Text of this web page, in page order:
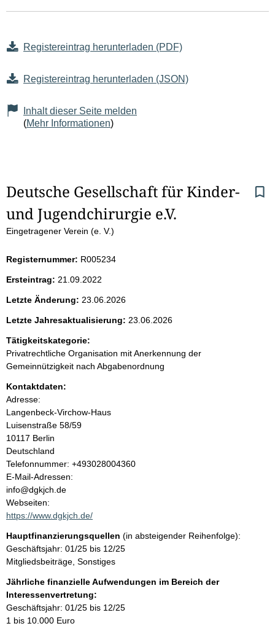
Registereintrag herunterladen (PDF)
Registereintrag herunterladen (JSON)
Inhalt dieser Seite melden
(Mehr Informationen)
S
e
t
e
n
i
n
h
a
l
t
Deutsche Gesellschaft für Kinder-
und Jugendchirurgie e.V.
Eingetragener Verein (e. V.)
Registernummer: R005234
Ersteintrag: 21.09.2022
Letzte Änderung: 23.06.2026
Letzte Jahresaktualisierung: 23.06.2026
Tätigkeitskategorie:
Privatrechtliche Organisation mit Anerkennung der
Gemeinnützigkeit nach Abgabenordnung
Kontaktdaten:
Adresse:
Langenbeck-Virchow-Haus
Luisenstraße 58/59
10117 Berlin
Deutschland
K
o
n
t
a
t
i
n
f
o
r
m
Telefonnummer: +493028004360
E-Mail-Adressen:
info@dgkjch.de
Webseiten:
https://www.dgkjch.de/
Hauptfinanzierungsquellen (in absteigender Reihenfolge):
Geschäftsjahr: 01/25 bis 12/25
Mitgliedsbeiträge, Sonstiges
Jährliche finanzielle Aufwendungen im Bereich der
Interessenvertretung:
Geschäftsjahr: 01/25 bis 12/25
1 bis 10.000 Euro